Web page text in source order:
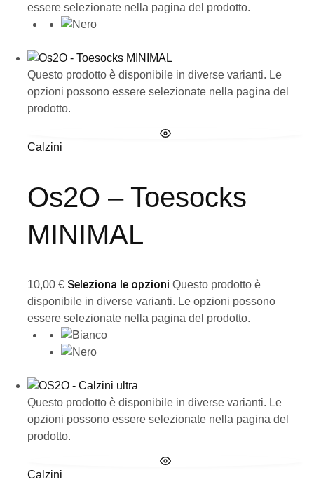
essere selezionate nella pagina del prodotto.
Questo prodotto è disponibile in diverse varianti. Le
opzioni possono essere selezionate nella pagina del
prodotto.
Calzini
Os2O – Toesocks
MINIMAL
10,00 € Seleziona le opzioni Questo prodotto è
disponibile in diverse varianti. Le opzioni possono
essere selezionate nella pagina del prodotto.
Questo prodotto è disponibile in diverse varianti. Le
opzioni possono essere selezionate nella pagina del
prodotto.
Calzini